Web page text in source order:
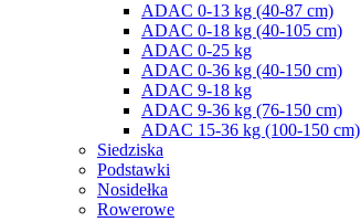
ADAC 0-13 kg (40-87 cm)
ADAC 0-18 kg (40-105 cm)
ADAC 0-25 kg
ADAC 0-36 kg (40-150 cm)
ADAC 9-18 kg
ADAC 9-36 kg (76-150 cm)
ADAC 15-36 kg (100-150 cm)
Siedziska
Podstawki
Nosidełka
Rowerowe